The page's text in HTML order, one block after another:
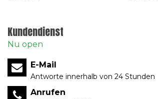
Kundendienst
Nu open
E-Mail
Antworte innerhalb von 24 Stunden
Anrufen